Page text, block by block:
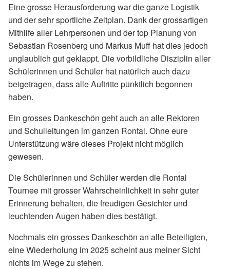
Eine grosse Herausforderung war die ganze Logistik
und der sehr sportliche Zeitplan. Dank der grossartigen
Mithilfe aller Lehrpersonen und der top Planung von
Sebastian Rosenberg und Markus Muff hat dies jedoch
unglaublich gut geklappt. Die vorbildliche Disziplin aller
Schülerinnen und Schüler hat natürlich auch dazu
beigetragen, dass alle Auftritte pünktlich begonnen
haben.
Ein grosses Dankeschön geht auch an alle Rektoren
und Schulleitungen im ganzen Rontal. Ohne eure
Unterstützung wäre dieses Projekt nicht möglich
gewesen.
Die Schülerinnen und Schüler werden die Rontal
Tournee mit grosser Wahrscheinlichkeit in sehr guter
Erinnerung behalten, die freudigen Gesichter und
leuchtenden Augen haben dies bestätigt.
Nochmals ein grosses Dankeschön an alle Beteiligten,
eine Wiederholung im 2025 scheint aus meiner Sicht
nichts im Wege zu stehen.